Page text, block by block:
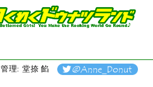
管理: 堂捺 餡